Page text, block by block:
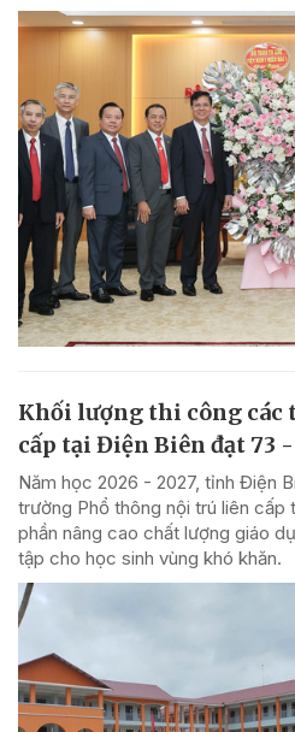
Khối lượng thi công
cấp tại Điện Biên đạt 73
Năm học 2026 - 2027, tỉnh Điện
trường Phổ thông nội trú liên cấp
phần nâng cao chất lượng giáo
tập cho học sinh vùng khó khăn.